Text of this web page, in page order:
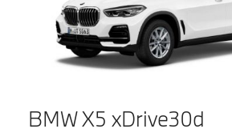
BMW X5 xDrive30d